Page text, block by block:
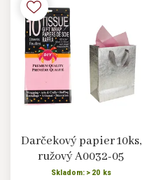
Darčekový papier 10ks,
ružový A0032-05
Skladom: > 20 ks